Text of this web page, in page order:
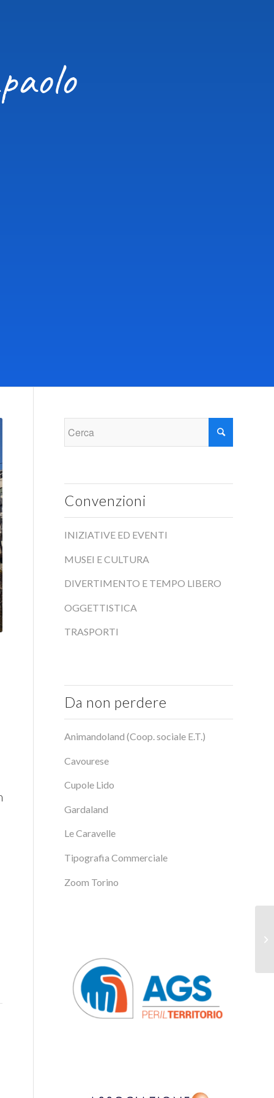
Convenzioni
INIZIATIVE ED EVENTI
MUSEI E CULTURA
DIVERTIMENTO E TEMPO LIBERO
OGGETTISTICA
TRASPORTI
Da non perdere
Animandoland (Coop. sociale E.T.)
Cavourese
Cupole Lido
Gardaland
Le Caravelle
Tipografia Commerciale
Zoom Torino